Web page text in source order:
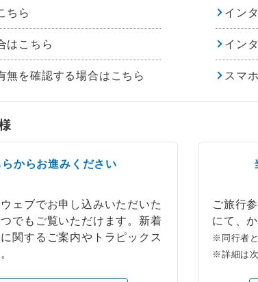
ちら イン
はこちら イン
無を確認する場合はこちら スマ
からお進みください
ェブでお申し込みいただいた
でもご覧いただけます。新着
関するご案内やトラピックス
ご旅行
にて、
※同行者
※詳細は